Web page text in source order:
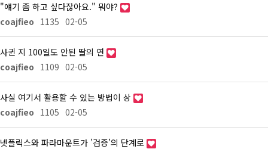
"얘기 좀 하고 싶다잖아요." 뭐야?
coajfieo 1135 02-05
사귄 지 100일도 안된 딸의 연
coajfieo 1109 02-05
사실 여기서 활용할 수 있는 방법이 상
coajfieo 1105 02-05
넷플릭스와 파라마운트가 ’검증’의 단계로